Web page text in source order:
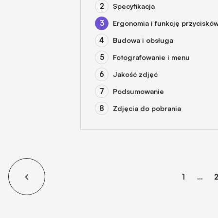
Specyfikacja
Ergonomia i funkcję
Budowa i obsługa
Fotografowanie i menu
Jakość zdjęć
Podsumowanie
Zdjęcia do pobrania
1 ... 2